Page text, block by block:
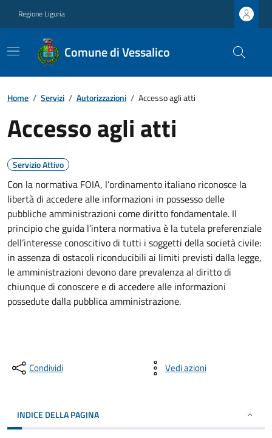
Regione Liguria
Comune di Vessalico
Home / Servizi / Autorizzazioni / Accesso agli atti
Accesso agli atti
Servizio Attivo
Con la normativa FOIA, l’ordinamento italiano riconosce la
libertà di accedere alle informazioni in possesso delle
pubbliche amministrazioni come diritto fondamentale. Il
principio che guida l’intera normativa è la tutela preferenziale
dell’interesse conoscitivo di tutti i soggetti della società civile:
in assenza di ostacoli riconducibili ai limiti previsti dalla legge,
le amministrazioni devono dare prevalenza al diritto di
chiunque di conoscere e di accedere alle informazioni
possedute dalla pubblica amministrazione.
Condividi Vedi azioni
INDICE DELLA PAGINA